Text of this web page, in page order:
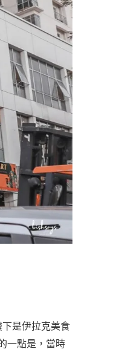
下是伊拉克美食
一點是，當時